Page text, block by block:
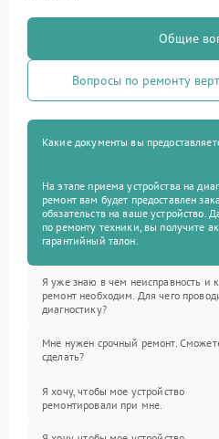
Общие
Вопросы по ремонту
Какие документы вы
На этапе приема устройства на
ремонт вам будет предоставлен
обязательств на ваше устройство.
по ремонту техники, вы получите
гарантийный талон.
Я уже знаю в чем неисправность и
ремонт необходим. Для чего
диагностику?
Мне нужен срочный ремонт.
сделать?
Я хочу, чтобы мое устройство
ремонтировали при мне.